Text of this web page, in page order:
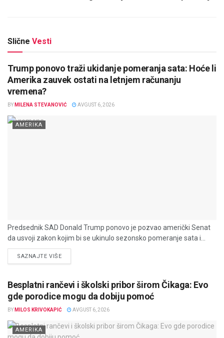
Slične Vesti
Trump ponovo traži ukidanje pomeranja sata: Hoće li
Amerika zauvek ostati na letnjem računanju
vremena?
BY MILENA STEVANOVIĆ AVGUST 6, 2026
AMERIKA
Predsednik SAD Donald Trump ponovo je pozvao američki Senat
da usvoji zakon kojim bi se ukinulo sezonsko pomeranje sata i...
SAZNAJTE VIŠEDETAILS
Besplatni rančevi i školski pribor širom Čikaga: Evo
gde porodice mogu da dobiju pomoć
BY MILOS KRIVOKAPIĆ AVGUST 6, 2026
AMERIKA